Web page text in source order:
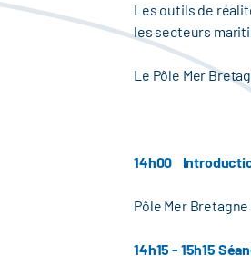
Les outils de
les secteurs
Le Pôle Mer
14h00
Pôle Mer
14h15 - 15h15